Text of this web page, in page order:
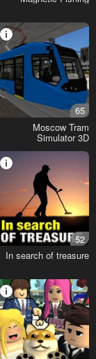
65
Moscow Tram
Simulator 3D
52
In search of treasure